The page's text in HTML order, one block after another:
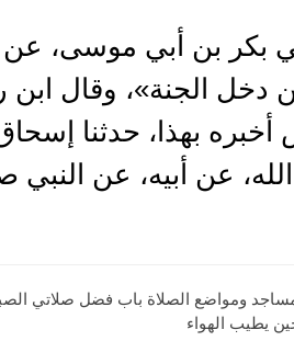
بكر بن أبي موسى، عن
دخل الجنة»، وقال ابن
بهذا، حدثنا
عن أبيه، عن
يطيب الهواء